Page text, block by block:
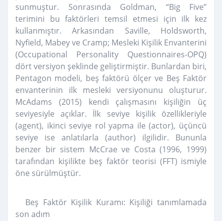
sunmuştur. Sonrasında Goldman, “Big Five”
terimini bu faktörleri temsil etmesi için ilk kez
kullanmıştır. Arkasından Saville, Holdsworth,
Nyfield, Mabey ve Cramp; Mesleki Kişilik Envanterini
(Occupational Personality Questionnaires-OPQ)
dört versiyon şeklinde geliştirmiştir. Bunlardan biri,
Pentagon modeli, beş faktörü ölçer ve Beş Faktör
envanterinin ilk mesleki versiyonunu oluşturur.
McAdams (2015) kendi çalışmasını kişiliğin üç
seviyesiyle açıklar. İlk seviye kişilik özellikleriyle
(agent), ikinci seviye rol yapma ile (actor), üçüncü
seviye ise anlatılarla (author) ilgilidir. Bununla
benzer bir sistem McCrae ve Costa (1996, 1999)
tarafından kişilikte beş faktör teorisi (FFT) ismiyle
öne sürülmüştür.
Beş Faktör Kişilik Kuramı: Kişiliği tanımlamada
son adım